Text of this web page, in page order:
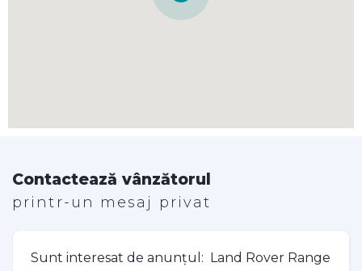
Contactează vânzătorul
printr-un mesaj privat